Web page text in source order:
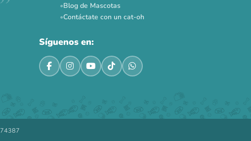
Blog de Mascotas
Contáctate con un cat-oh
Síguenos en: